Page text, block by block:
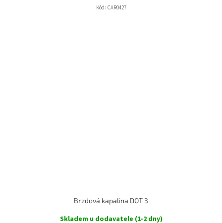
Kód: CAR0427
Brzdová kapalina DOT 3
Skladem u dodavatele (1-2 dny)